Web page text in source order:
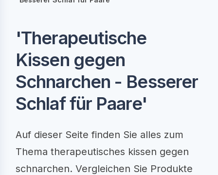
'Therapeutische
Kissen gegen
Schnarchen - Besserer
Schlaf für Paare'
Auf dieser Seite finden Sie alles zum
Thema therapeutisches kissen gegen
schnarchen. Vergleichen Sie Produkte